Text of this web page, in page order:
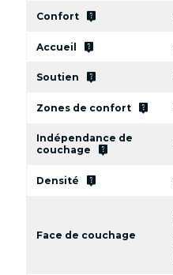
Confort live_help
Accueil live_help
Soutien live_help
Zones de confort live_help
Indépendance de
couchage
live_help
Densité live_help
Face de couchage